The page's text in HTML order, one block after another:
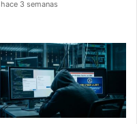
hace 3 semanas